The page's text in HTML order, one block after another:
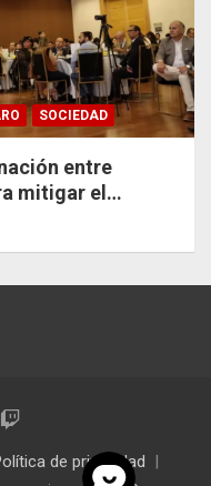
SOCIEDAD
entre
mitigar el
de privacidad